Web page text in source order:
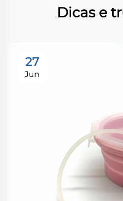
Dicas e
27
Jun